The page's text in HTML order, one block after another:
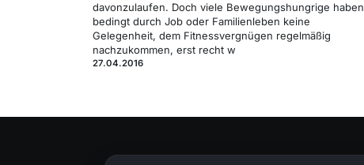
davonzulaufen. Doch viele Bewegungshungrige haben
bedingt durch Job oder Familienleben keine
Gelegenheit, dem Fitnessvergnügen regelmäßig
nachzukommen, erst recht w
27.04.2016